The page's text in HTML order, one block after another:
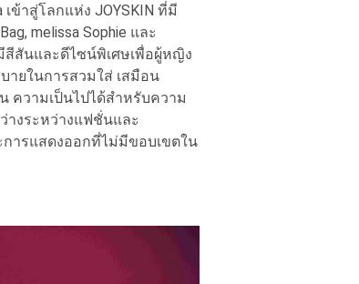
ข้าสู่โลกแห่ง JOYSKIN ที่มี
melissa Sophie และ
มีสีสันและดีไซน์พิเศษเพื่อผู้หญิง
ยในการสวมใส่ เสมือน
ความเป็นไปได้สำหรับความ
างระหว่างแฟชั่นและ
ารแสดงออกที่ไม่มีขอบเขตใน